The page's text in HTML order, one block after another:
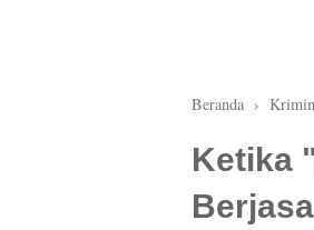
Beranda ›
Ketika